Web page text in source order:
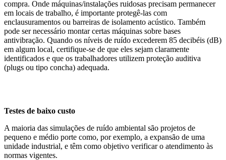
compra. Onde máquinas/instalações ruidosas precisam permanecer
em locais de trabalho, é importante protegê-las com
enclausuramentos ou barreiras de isolamento acústico. Também
pode ser necessário montar certas máquinas sobre bases
antivibração. Quando os níveis de ruído excederem 85 decibéis (dB)
em algum local, certifique-se de que eles sejam claramente
identificados e que os trabalhadores utilizem proteção auditiva
(plugs ou tipo concha) adequada.
Testes de baixo custo
A maioria das simulações de ruído ambiental são projetos de
pequeno e médio porte como, por exemplo, a expansão de uma
unidade industrial, e têm como objetivo verificar o atendimento às
normas vigentes.